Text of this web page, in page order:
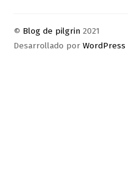
© Blog de pilgrin 2021
Desarrollado porWordPress